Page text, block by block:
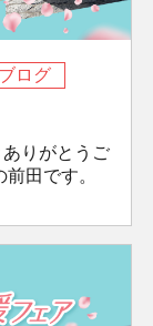
ログ
りがとうご
田です。